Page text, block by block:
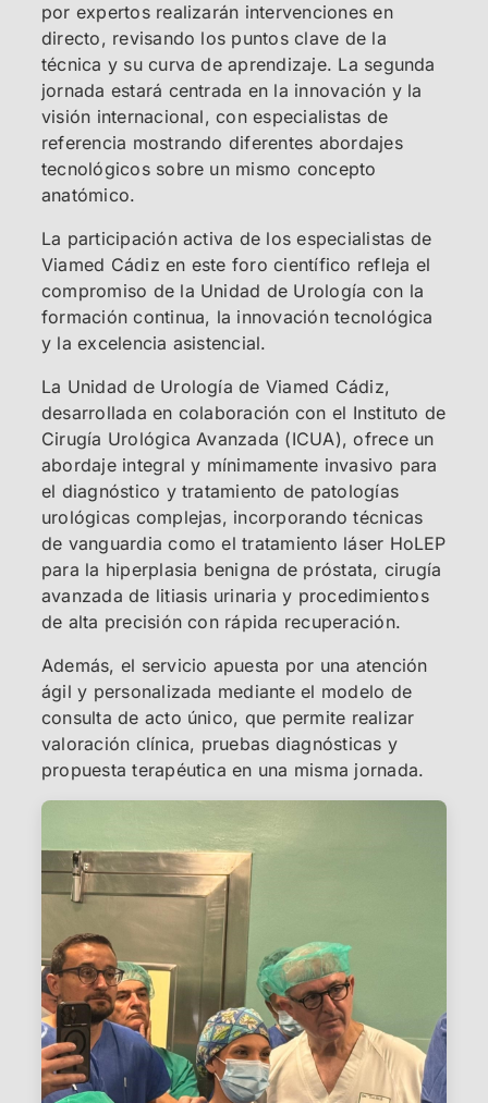
por expertos realizarán intervenciones en
directo, revisando los puntos clave de la
técnica y su curva de aprendizaje. La segunda
jornada estará centrada en la innovación y la
visión internacional, con especialistas de
referencia mostrando diferentes abordajes
tecnológicos sobre un mismo concepto
anatómico.
La participación activa de los especialistas de
Viamed Cádiz en este foro científico refleja el
compromiso de la Unidad de Urología con la
formación continua, la innovación tecnológica
y la excelencia asistencial.
La Unidad de Urología de Viamed Cádiz,
desarrollada en colaboración con el Instituto de
Cirugía Urológica Avanzada (ICUA), ofrece un
abordaje integral y mínimamente invasivo para
el diagnóstico y tratamiento de patologías
urológicas complejas, incorporando técnicas
de vanguardia como el tratamiento láser HoLEP
para la hiperplasia benigna de próstata, cirugía
avanzada de litiasis urinaria y procedimientos
de alta precisión con rápida recuperación.
Además, el servicio apuesta por una atención
ágil y personalizada mediante el modelo de
consulta de acto único, que permite realizar
valoración clínica, pruebas diagnósticas y
propuesta terapéutica en una misma jornada.